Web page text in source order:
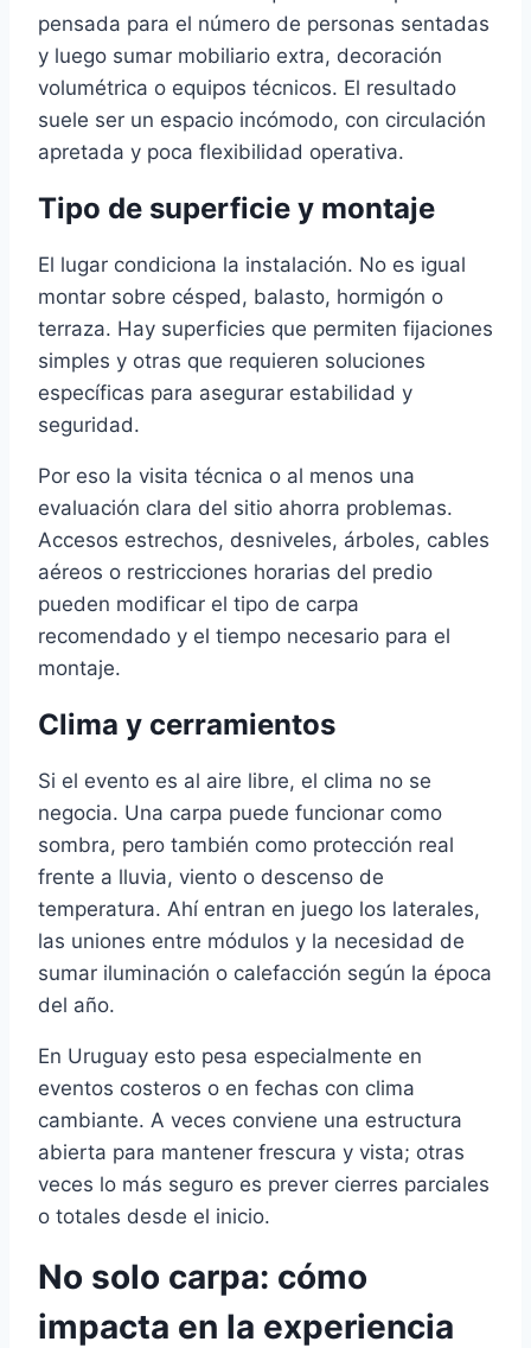
pensada para el número de personas sentadas
y luego sumar mobiliario extra, decoración
volumétrica o equipos técnicos. El resultado
suele ser un espacio incómodo, con circulación
apretada y poca flexibilidad operativa.
Tipo de superficie y montaje
El lugar condiciona la instalación. No es igual
montar sobre césped, balasto, hormigón o
terraza. Hay superficies que permiten fijaciones
simples y otras que requieren soluciones
específicas para asegurar estabilidad y
seguridad.
Por eso la visita técnica o al menos una
evaluación clara del sitio ahorra problemas.
Accesos estrechos, desniveles, árboles, cables
aéreos o restricciones horarias del predio
pueden modificar el tipo de carpa
recomendado y el tiempo necesario para el
montaje.
Clima y cerramientos
Si el evento es al aire libre, el clima no se
negocia. Una carpa puede funcionar como
sombra, pero también como protección real
frente a lluvia, viento o descenso de
temperatura. Ahí entran en juego los laterales,
las uniones entre módulos y la necesidad de
sumar iluminación o calefacción según la época
del año.
En Uruguay esto pesa especialmente en
eventos costeros o en fechas con clima
cambiante. A veces conviene una estructura
abierta para mantener frescura y vista; otras
veces lo más seguro es prever cierres parciales
o totales desde el inicio.
No solo carpa: cómo
impacta en la experiencia